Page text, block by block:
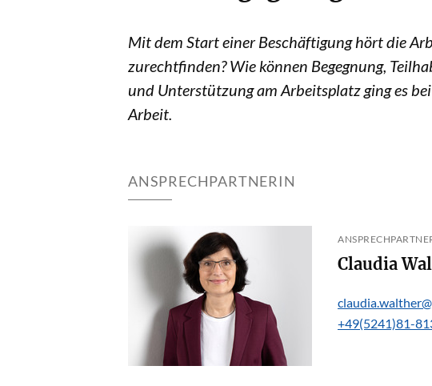
Mit dem Start einer Beschäftigung hört die
zurechtfinden? Wie können Begegnung,
und Unterstützung am Arbeitsplatz ging es
Arbeit.
ANSPRECHPARTNERIN
+49(5241)81-